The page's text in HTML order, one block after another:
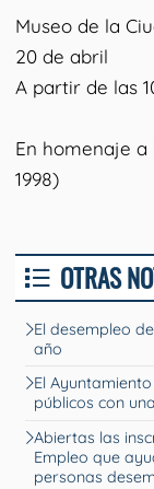
Museo de la
20 de abril
A partir de las
En homenaje a
1998)
OTRAS
El desempleo
año
El
públicos con
Abiertas las
Empleo que
personas